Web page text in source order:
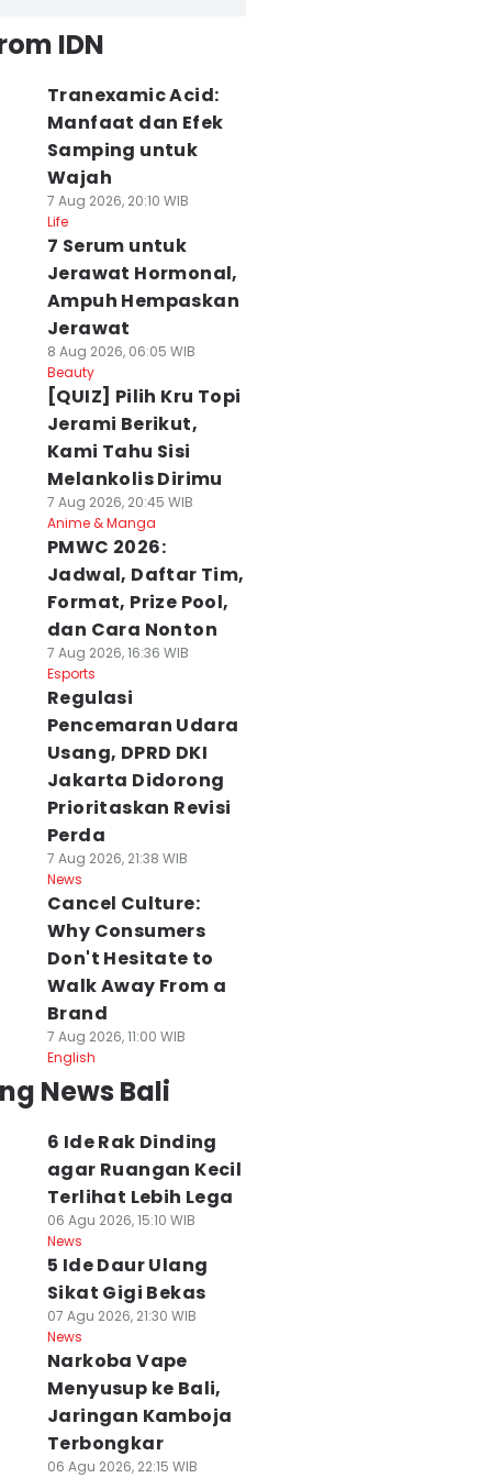
Vape
ke Bali,
Kamboja
Agu 2026, 22:15 WIB
Periksa Kejiwaan
Istri
06 Agu 2026, 21:57 WIB
News
IDN
Tranexamic Acid:
Manfaat dan Efek
Samping untuk
Wajah
7 Aug 2026, 20:10 WIB
Life
7 Serum untuk
Jerawat Hormonal,
Ampuh Hempaskan
Jerawat
8 Aug 2026, 06:05 WIB
Beauty
[QUIZ] Pilih Kru Topi
Jerami Berikut,
Kami Tahu Sisi
Melankolis Dirimu
7 Aug 2026, 20:45 WIB
Anime & Manga
PMWC 2026:
Jadwal, Daftar Tim,
Format, Prize Pool,
dan Cara Nonton
7 Aug 2026, 16:36 WIB
Esports
Regulasi
Pencemaran Udara
Usang, DPRD DKI
Jakarta Didorong
Prioritaskan Revisi
Perda
7 Aug 2026, 21:38 WIB
News
Cancel Culture:
Why Consumers
Don't Hesitate to
Walk Away From a
Brand
7 Aug 2026, 11:00 WIB
English
News Bali
6 Ide Rak Dinding
agar Ruangan Kecil
Terlihat Lebih Lega
06 Agu 2026, 15:10 WIB
News
5 Ide Daur Ulang
Sikat Gigi Bekas
07 Agu 2026, 21:30 WIB
News
Narkoba Vape
Menyusup ke Bali,
Jaringan Kamboja
Terbongkar
06 Agu 2026, 22:15 WIB